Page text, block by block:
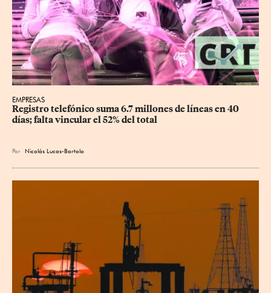
EMPRESAS
Registro telefónico suma 6.7 millones de líneas en 40
días; falta vincular el 52% del total
Por Nicolás Lucas-Bartolo